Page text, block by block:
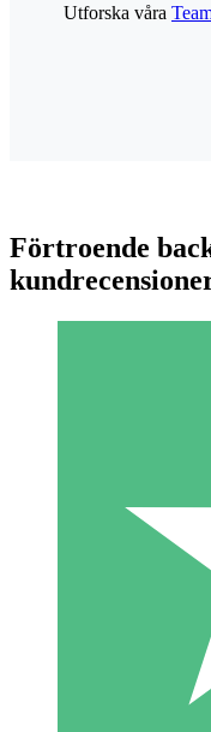
Betala per
Utforska våra
Förtroende